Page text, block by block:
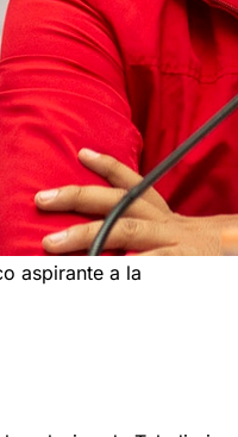
aspirante a la